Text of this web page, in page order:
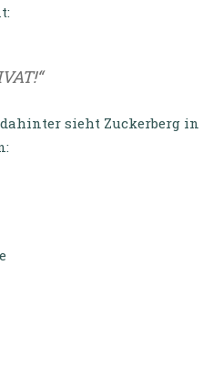
sieht Zuckerberg in